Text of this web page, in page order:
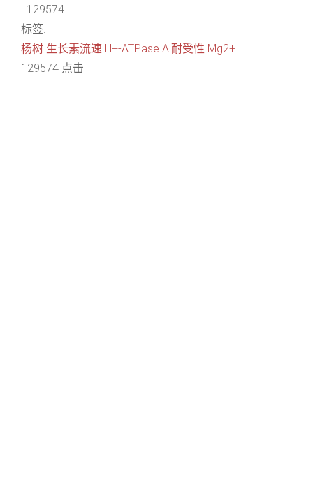
129574
标签:
杨树 生长素流速 H+-ATPase Al耐受性 Mg2+
129574 点击